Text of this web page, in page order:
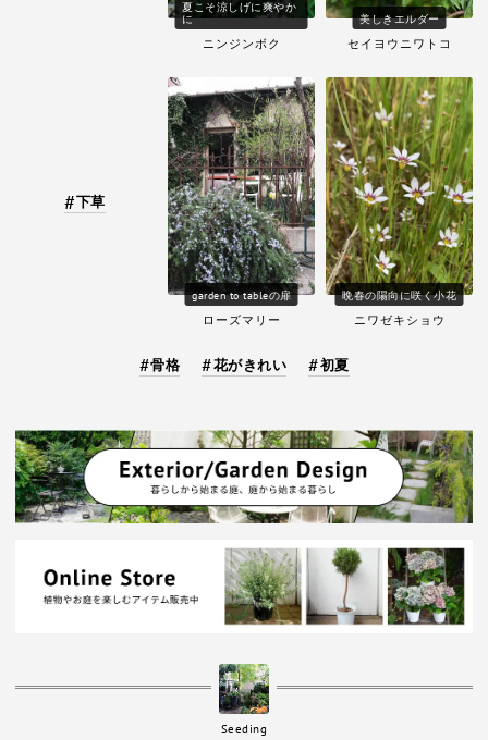
夏こそ涼しげに爽やか
に
ニンジンボク
美しきエルダー
セイヨウニワトコ
下草
garden to tableの扉
ローズマリー
晩春の陽向に咲く小花
ニワゼキショウ
骨格 花がきれい 初夏
Seeding